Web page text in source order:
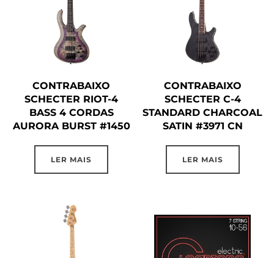
CONTRABAIXO
SCHECTER RIOT-4
BASS 4 CORDAS
AURORA BURST #1450
LER MAIS
CONTRABAIXO
SCHECTER C-4
STANDARD CHARCOAL
SATIN #3971 CN
LER MAIS